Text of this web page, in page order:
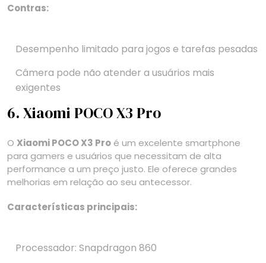
Contras:
Desempenho limitado para jogos e tarefas pesadas
Câmera pode não atender a usuários mais
exigentes
6. Xiaomi POCO X3 Pro
O Xiaomi POCO X3 Pro é um excelente smartphone
para gamers e usuários que necessitam de alta
performance a um preço justo. Ele oferece grandes
melhorias em relação ao seu antecessor.
Características principais:
Processador: Snapdragon 860